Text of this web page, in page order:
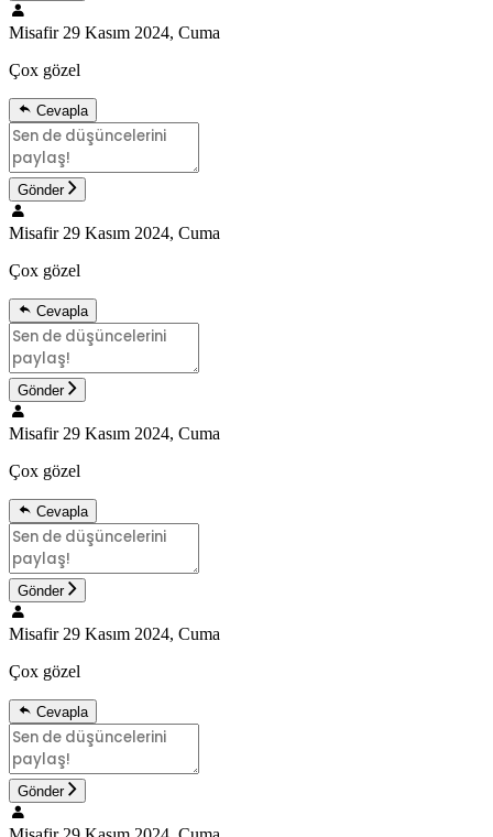
Misafir 29 Kasım 2024, Cuma
Çox gözel
Cevapla
Gönder
Misafir 29 Kasım 2024, Cuma
Çox gözel
Cevapla
Gönder
Misafir 29 Kasım 2024, Cuma
Çox gözel
Cevapla
Gönder
Misafir 29 Kasım 2024, Cuma
Çox gözel
Cevapla
Gönder